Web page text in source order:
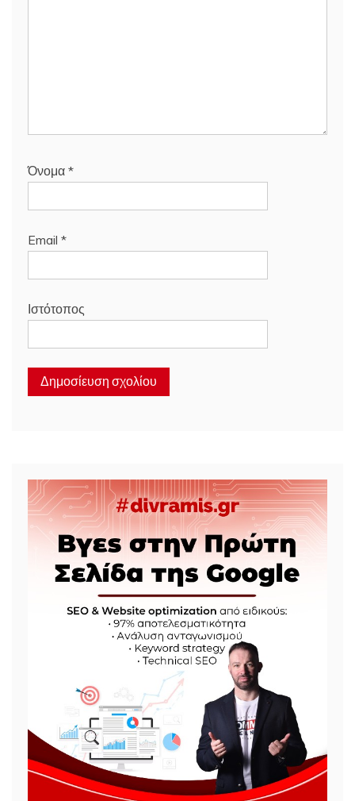
Όνομα *
Email *
Ιστότοπος